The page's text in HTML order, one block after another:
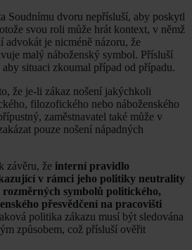
Soudnímu dvoru nepřísluší, aby poskytl
svou roli může hrát kontext, v němž
advokát je nicméně názoru, že
malý náboženský symbol. Přísluší
situaci zkoumal případ od případu.
že je-li zákaz nošení jakýchkoli
filozofického nebo náboženského
zaměstnavatel také může v
pouze nošení nápadných
závěru, že interní pravidlo
v rámci jeho politiky neutrality
rozměrných symbolů politického,
přesvědčení na pracovišti
politika zákazu musí být sledována
způsobem, což přísluší ověřit